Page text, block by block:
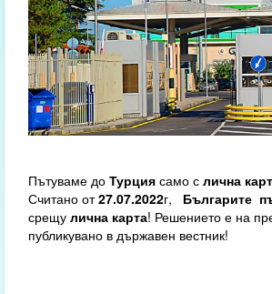
Пътуваме доТурция само слична
Считано от27.07.2022г, Българите
срещулична карта! Решението е на
публикувано в държавен вестник!